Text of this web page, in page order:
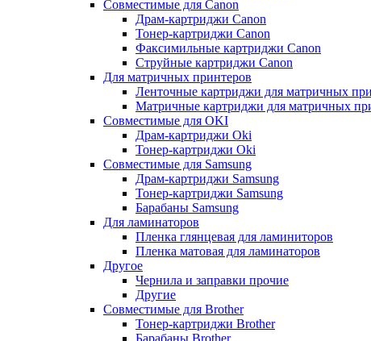
Совместимые для Canon
Драм-картриджи Canon
Тонер-картриджи Canon
Факсимильные картриджи Canon
Струйные картриджи Canon
Для матричных принтеров
Ленточные картриджи для матричных
Матричные картриджи для матричных
Совместимые для OKI
Драм-картриджи Oki
Тонер-картриджи Oki
Совместимые для Samsung
Драм-картриджи Samsung
Тонер-картриджи Samsung
Барабаны Samsung
Для ламинаторов
Пленка глянцевая для ламиниторов
Пленка матовая для ламинаторов
Другое
Чернила и заправки прочие
Другие
Совместимые для Brother
Тонер-картриджи Brother
Барабаны Brother